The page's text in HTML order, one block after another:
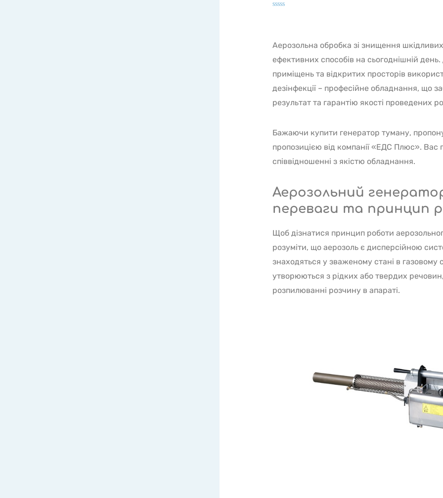
Аерозольна обробка зі знищення
ефективних способів на сьогоднішній
приміщень та відкритих просторів
дезінфекції – професійне обладнання, що
результат та гарантію якості проведених
Бажаючи купити генератор туману,
пропозицією від компанії «ЕДС Плюс». Вас
співвідношенні з якістю обладнання.
Аерозольний генератор
переваги та принцип
Щоб дізнатися принцип роботи
розуміти, що аерозоль є дисперсійною
знаходяться у зваженому стані в газовому
утворюються з рідких або твердих
розпилюванні розчину в апараті.